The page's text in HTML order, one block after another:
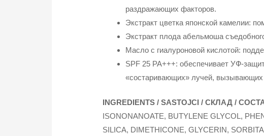
раздражающих факторов.
Экстракт цветка японской камелии:
Экстракт плода абельмоша
Масло с гиалуроновой кислотой:
SPF 25 PA+++: обеспечивает УФ-
«состаривающих» лучей, вызывающих
INGREDIENTS / SASTOJCI / СКЛАД /
ISONONANOATE, BUTYLENE GLYCOL,
SILICA, DIMETHICONE, GLYCERIN,